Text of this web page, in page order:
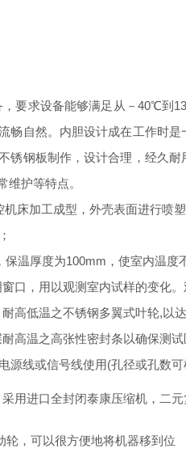
要求设备能够满足从 － 40℃到
畅自然。内胆设计成在工作时
锈钢板制作，设计合理，经久耐
维护等特点。
机床加工成型，外壳表面进行喷塑
保温厚度为100mm，使室内温度
口，用以观测室内试样的变化。
高低温之不锈钢多翼式叶轮,以
高温之高张性密封条以确保测
源线或信号线使用(孔径或孔数可
用进口全封闭泰康压缩机，二
轮，可以很方便地将机器移到位